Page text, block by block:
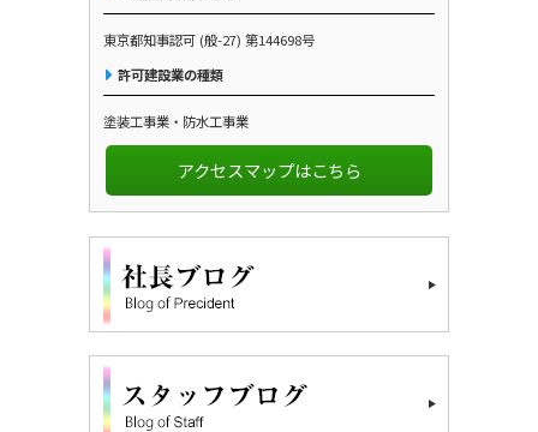
東京都知事認可 (般-27) 第144698号
許可建設業の種類
塗装工事業・防水工事業
アクセスマップはこちら